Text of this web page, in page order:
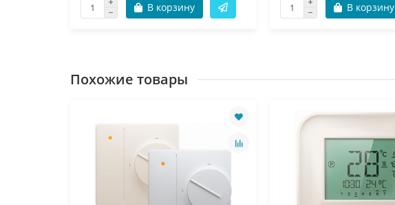
В корзину В корзину
Похожие товары